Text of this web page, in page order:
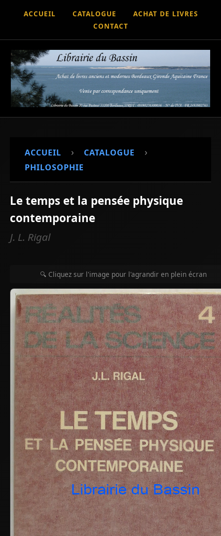
ACCUEIL CATALOGUE
ACHAT DE LIVRES
CONTACT
ACCUEIL › CATALOGUE ›
PHILOSOPHIE
Le temps et la pensée physique
contemporaine
J. L. Rigal
🔍 Cliquez sur l'image pour l'agrandir en plein écran